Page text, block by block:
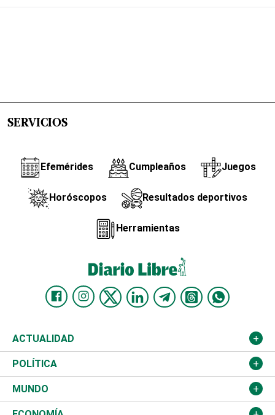
SERVICIOS
Efemérides Cumpleaños Juegos
Horóscopos Resultados deportivos
Herramientas
ACTUALIDAD
Nacional
Ciudad
POLÍTICA
Partidos
MUNDO